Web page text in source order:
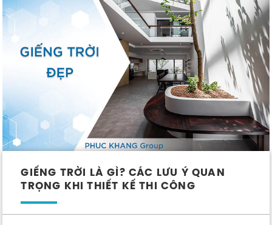
GIẾNG TRỜI LÀ GÌ? CÁC LƯU Ý QUAN
TRỌNG KHI THIẾT KẾ THI CÔNG